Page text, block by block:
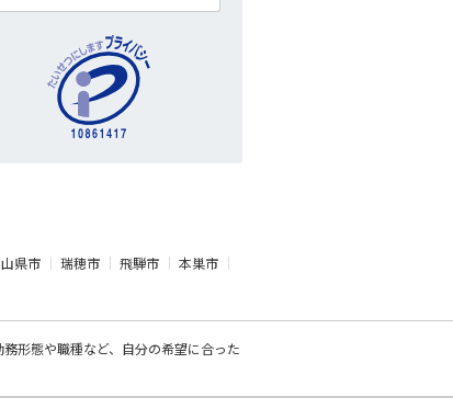
山県市 瑞穂市 飛騨市
本巣市
形態や職種など、自分の希望に合った